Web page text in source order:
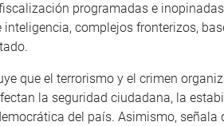
programadas e
inteligencia, complejos fronterizos,
que el terrorismo y el crimen
la seguridad ciudadana, la
del país. Asimismo,